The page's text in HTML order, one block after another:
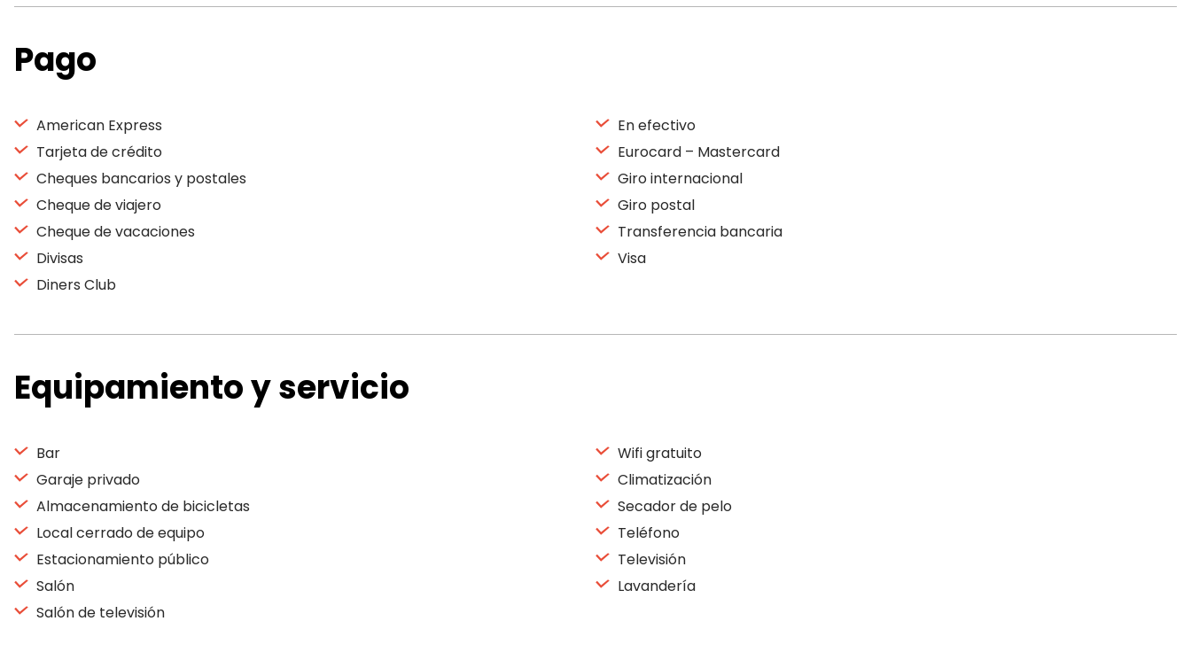
Pago
American Express
Tarjeta de crédito
Cheques bancarios y postales
Cheque de viajero
Cheque de vacaciones
Divisas
Diners Club
En efectivo
Eurocard – Mastercard
Giro internacional
Giro postal
Transferencia bancaria
Visa
Equipamiento y servicio
Bar
Garaje privado
Almacenamiento de bicicletas
Local cerrado de equipo
Estacionamiento público
Salón
Salón de televisión
Wifi gratuito
Climatización
Secador de pelo
Teléfono
Televisión
Lavandería